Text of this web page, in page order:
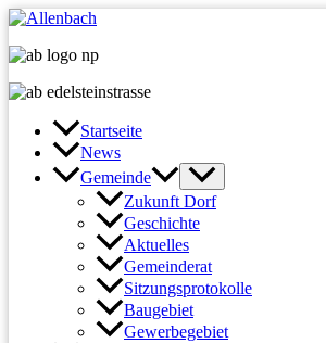
Zum
springen
Startseite
News
Gemeinde
Zukunft Dorf
Geschichte
Aktuelles
Gemeinderat
Sitzungsprotokolle
Baugebiet
Gewerbegebiet